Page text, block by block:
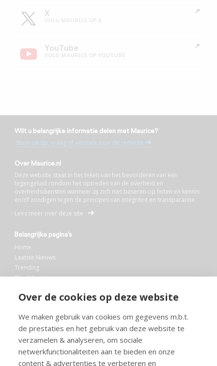
Over de cookies op deze website
We maken gebruik van cookies om gegevens m.b.t.
de prestaties en het gebruik van deze website te
verzamelen & analyseren, om sociale
netwerkfunctionaliteiten aan te bieden en onze
content & advertenties te verbeteren en
X
YouTube
Wilt u belangrijke informatie delen met Maurice?
Stuur uw tip, vraag of verzoek naar de redactie
Over Maurice.nl
Deze website staat in het teken van het bevorderen van een
tegengeluid rondom het optreden van de overheid en
overheidsdiensten wanneer zij zich niet baseren op feiten en kennis
en/of zondigen tegen de principes van integriteit en transparantie.
Lees meer over deze site
Belangrijke pagina’s
Home
Laatste Nieuws
Trending
Blog Maurice
Bibliotheek
Info en service
FAQ
Doneren
Privacy
Voorwaarden